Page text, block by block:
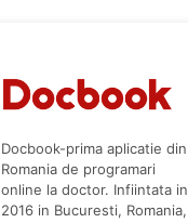
Docbook-prima aplicatie din
Romania de programari
online la doctor. Infiintata in
2016 in Bucuresti, Romania,